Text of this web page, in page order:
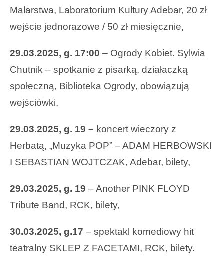
Malarstwa, Laboratorium Kultury Adebar, 20 zł
wejście jednorazowe / 50 zł miesięcznie,
29.03.2025, g. 17:00 – Ogrody Kobiet. Sylwia
Chutnik – spotkanie z pisarką, działaczką
społeczną, Biblioteka Ogrody, obowiązują
wejściówki,
29.03.2025, g. 19 – koncert wieczory z
Herbatą, „Muzyka POP” – ADAM HERBOWSKI
I SEBASTIAN WOJTCZAK, Adebar, bilety,
29.03.2025, g. 19 – Another PINK FLOYD
Tribute Band, RCK, bilety,
30.03.2025, g.17 – spektakl komediowy hit
teatralny SKLEP Z FACETAMI, RCK, bilety.